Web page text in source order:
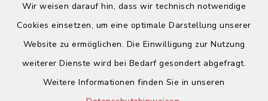
Wir weisen darauf hin, dass wir technisch notwendige
Cookies einsetzen, um eine optimale Darstellung unserer
Website zu ermöglichen. Die Einwilligung zur Nutzung
weiterer Dienste wird bei Bedarf gesondert abgefragt.
Weitere Informationen finden Sie in unseren
Barrierefreiheit